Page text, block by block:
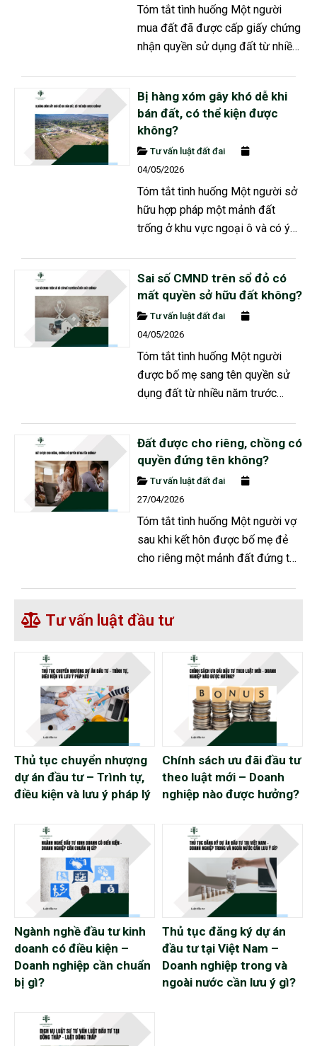
Tóm tắt tình huống Một người
mua đất đã được cấp giấy chứng
nhận quyền sử dụng đất từ nhiều
khi trở về thì phát hiện trên mảnh
đất của mình đã bị người dân
sống gần đó tự ý trồng gần 100
cây ăn quả, khi yêu cầu dọn dẹp
và trả lại hiện trạng đất...
Bị hàng xóm gây khó dễ khi
bán đất, có thể kiện được
không?
Tư vấn luật đất đai
04/05/2026
Tóm tắt tình huống Một người sở
hữu hợp pháp một mảnh đất
trống ở khu vực ngoại ô và có ý
sống liền kề trước đây được cho
nhờ sử dụng một phần đất để
nuôi gà và trồng rau lại bắt đầu
có thái độ tiêu cực khi biết chủ
đất muốn bán, liên tục có lời...
Sai số CMND trên sổ đỏ có
mất quyền sở hữu đất không?
Tư vấn luật đất đai
04/05/2026
Tóm tắt tình huống Một người
được bố mẹ sang tên quyền sử
dụng đất từ nhiều năm trước
đất thì phát hiện số chứng minh
nhân dân ghi trên sổ đỏ bị sai
một chữ số, trong khi họ tên, địa
chỉ và các thông tin cá nhân khác
đều chính xác, sau khi được cấp
thẻ...
Đất được cho riêng, chồng có
quyền đứng tên không?
Tư vấn luật đất đai
27/04/2026
Tóm tắt tình huống Một người vợ
sau khi kết hôn được bố mẹ đẻ
cho riêng một mảnh đất đứng tên
chồng và một phần cho thuê lấy
người chồng cho rằng mảnh đất
được cho trong thời kỳ hôn nhân
nên là tài sản chung và yêu cầu
Tư vấn luật đầu tư
Thủ tục chuyển nhượng
dự án đầu tư – Trình tự,
điều kiện và lưu ý pháp lý
Chính sách ưu đãi đầu tư
theo luật mới – Doanh
nghiệp nào được hưởng?
Ngành nghề đầu tư kinh
doanh có điều kiện –
Doanh nghiệp cần chuẩn
bị gì?
Thủ tục đăng ký dự án
đầu tư tại Việt Nam –
Doanh nghiệp trong và
ngoài nước cần lưu ý gì?